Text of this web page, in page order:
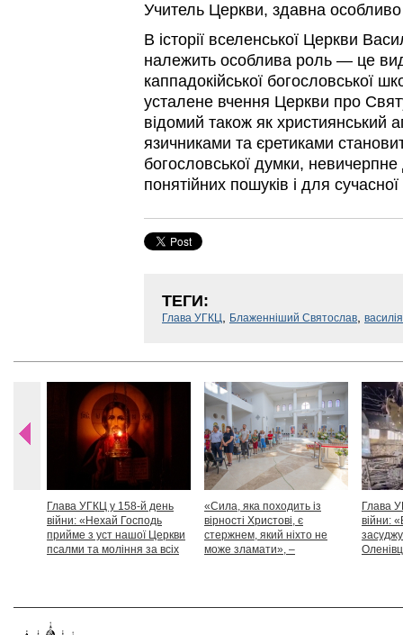
Учитель Церкви, здавна
В історії вселенської Церкви
належить особлива роль — це
каппадокійської богословської
усталене вчення Церкви про
відомий також як християнський
язичниками та єретиками
богословської думки,
понятійних пошуків і для
ТЕГИ:
Глава УГКЦ, Блаженніший Святослав,
Глава УГКЦ у 158-й день
війни: «Нехай Господь
прийме з уст нашої Церкви
псалми та моління за всіх
«Сила, яка походить із
вірності Христові, є
стержнем, який ніхто не
може зламати», –
Глава
війни: